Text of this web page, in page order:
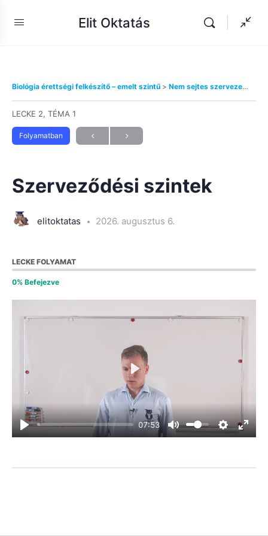
Elit Oktatás
Biológia érettségi felkészítő – emelt szintű Nem sejtes szervezetek
LECKE 2, TÉMA 1
Folyamatban
Szerveződési szintek
elitoktatas 2026. augusztus 6.
LECKE FOLYAMAT
0% Befejezve
07:53
Play